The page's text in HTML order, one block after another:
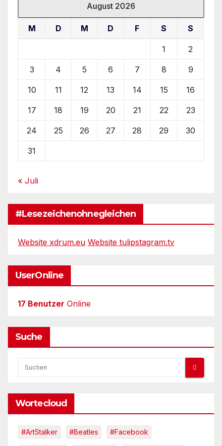
August 2026
M D M D F S S
1 2
3 4 5 6 7 8 9
10 11 12 13 14 15 16
17 18 19 20 21 22 23
24 25 26 27 28 29 30
31
« Juli
#Lesezeichenohnegleichen
Website xdrum.eu Website tulipstagram.tv
UserOnline
17 Benutzer Online
Suche
Wortecloud
#ArtStalker #Beatles #Facebook